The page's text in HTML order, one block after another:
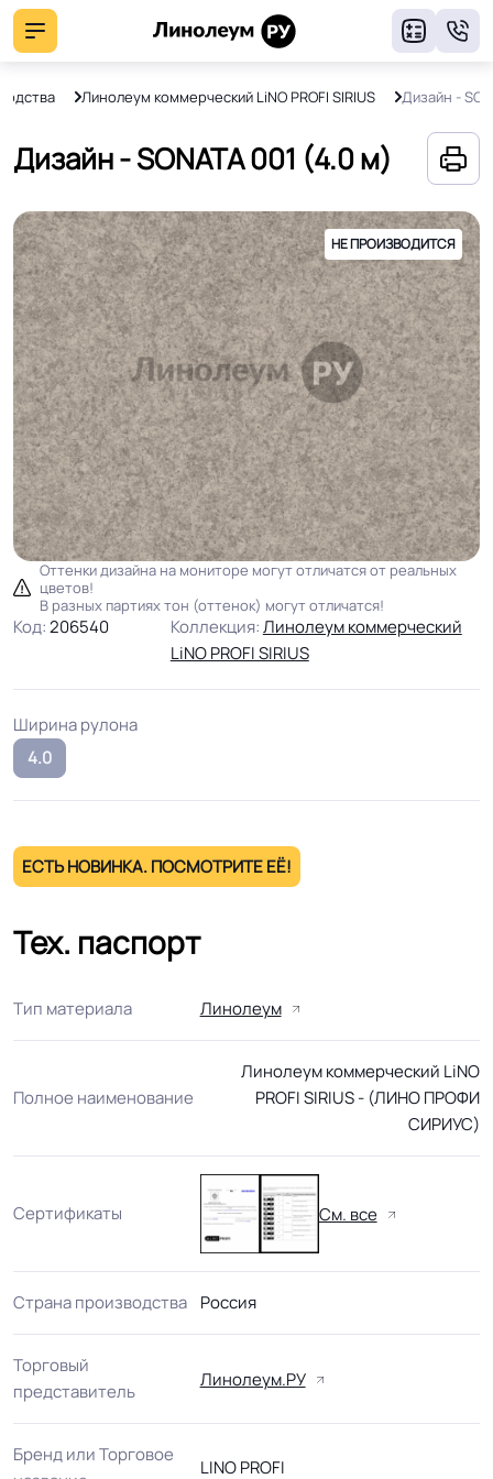
Линолеум коммерческий LiNO PROFI SIRIUS Дизайн -
Дизайн - SONATA 001 (4.0 м)
НЕ ПРОИЗВОДИТСЯ
Оттенки дизайна на мониторе могут отличатся от реальных
цветов!
В разных партиях тон (оттенок) могут отличатся!
Код:206540 Коллекция:Линолеум коммерческий
LiNO PROFI SIRIUS
Ширина рулона
4.0
ЕСТЬ НОВИНКА. ПОСМОТРИТЕ ЕЁ!
Тех. паспорт
Тип материала Линолеум
Полное наименование
Линолеум коммерческий LiNO
PROFI SIRIUS - (ЛИНО ПРОФИ
СИРИУС)
Сертификаты См. все
Страна производства Россия
Торговый
представитель
Линолеум.РУ
Бренд или Торговое
LINO PROFI